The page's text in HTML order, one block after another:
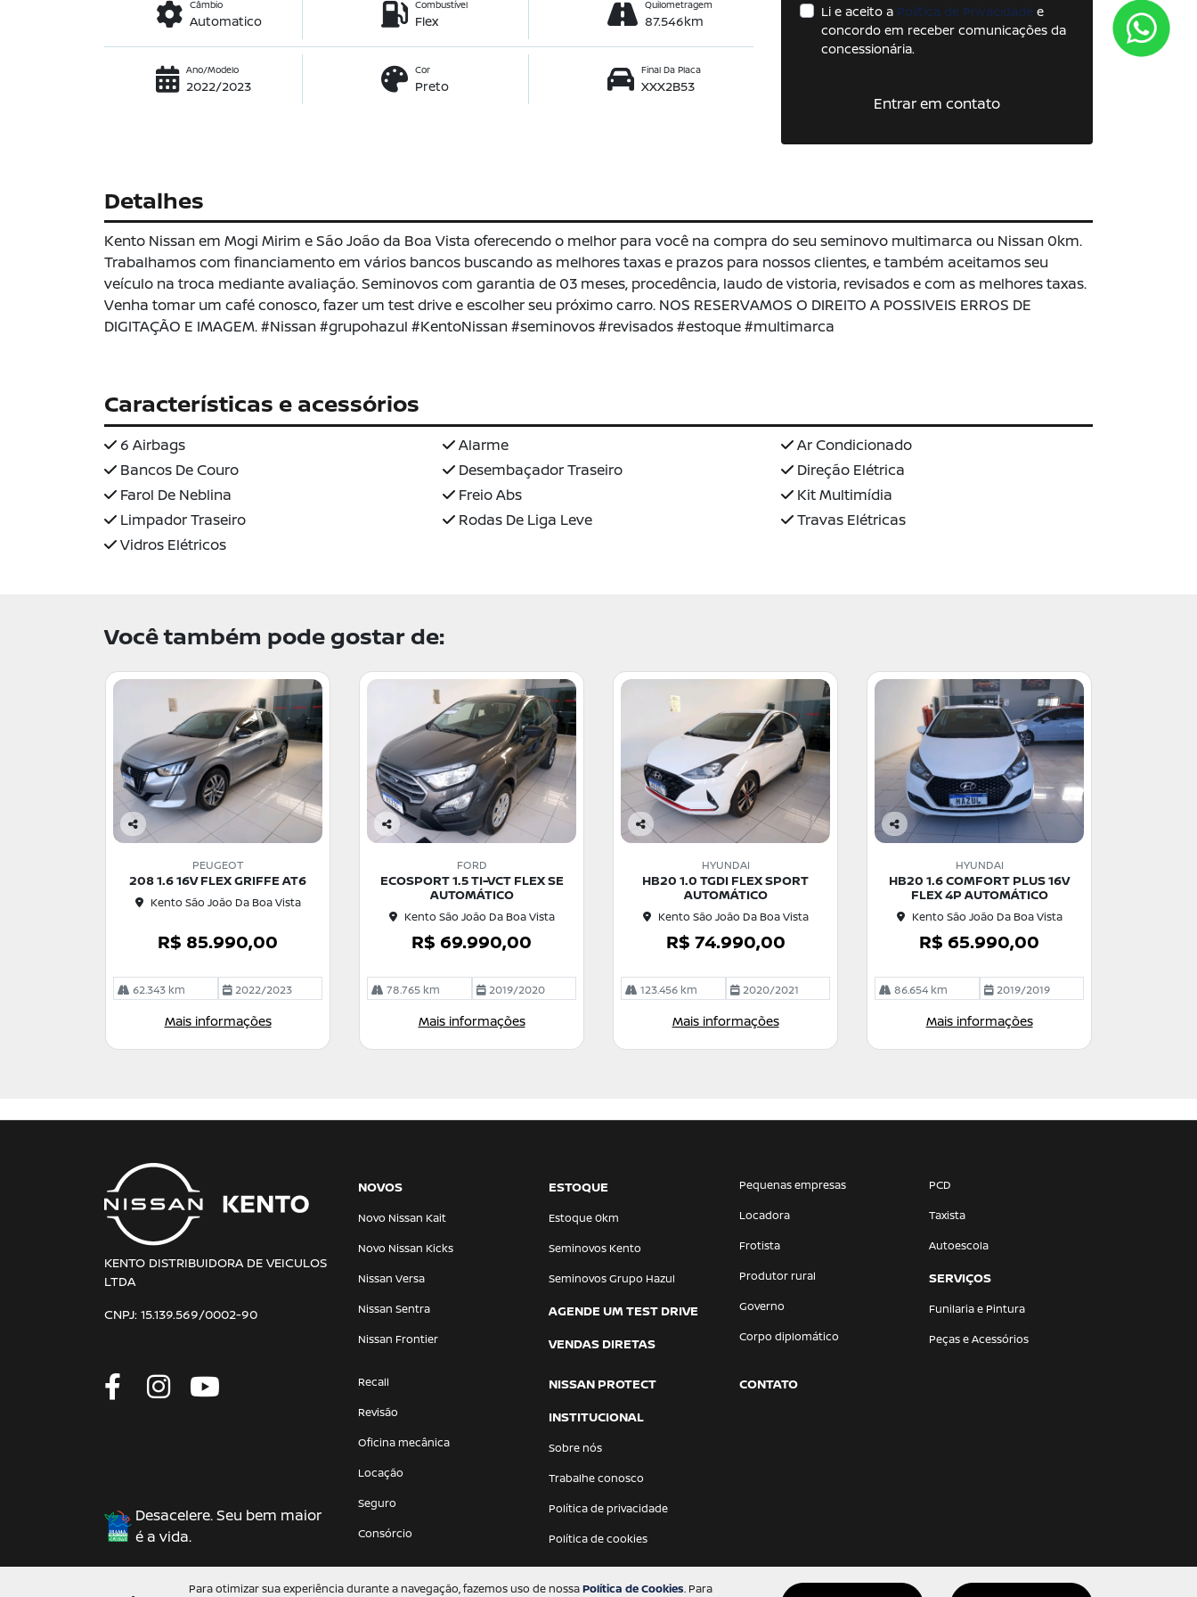
Li e aceito a Política de Privacidade e
concordo em receber comunicações da
concessionária.
Entrar em contato
Câmbio
Automatico
Combustível
Flex
Quilometragem
87.546km
Ano/Modelo
2022/2023
Cor
Preto
Final Da Placa
XXX2B53
Detalhes
Kento Nissan em Mogi Mirim e São João da Boa Vista oferecendo o melhor para você na compra do seu seminovo multimarca ou Nissan 0km.
Trabalhamos com financiamento em vários bancos buscando as melhores taxas e prazos para nossos clientes, e também aceitamos seu
veículo na troca mediante avaliação. Seminovos com garantia de 03 meses, procedência, laudo de vistoria, revisados e com as melhores taxas.
Venha tomar um café conosco, fazer um test drive e escolher seu próximo carro. NOS RESERVAMOS O DIREITO A POSSIVEIS ERROS DE
DIGITAÇÃO E IMAGEM. #Nissan #grupohazul #KentoNissan #seminovos #revisados #estoque #multimarca
Características e acessórios
6 Airbags Alarme
Ar Condicionado
Bancos De Couro
Desembaçador Traseiro
Direção Elétrica
Farol De Neblina
Freio Abs
Kit Multimídia
Limpador Traseiro
Rodas De Liga Leve
Travas Elétricas
Vidros Elétricos
Você também pode gostar de:
Co
rtil
he
PEUGEOT
208 1.6 16V FLEX GRIFFE AT6
Kento São João Da Boa Vista
R$ 85.990,00
62.343 km 2022/2023
Mais informações
Co
rtil
FORD
ECOSPORT 1.5 TI-VCT FLEX SE
AUTOMÁTICO
Kento São João Da Boa Vista
R$ 69.990,00
78.765 km 2019/2020
Mais informações
Co
rtil
HYUNDAI
HB20 1.0 TGDI FLEX SPORT
AUTOMÁTICO
Kento São João Da Boa Vista
R$ 74.990,00
123.456 km 2020/2021
Mais informações
Co
rtil
HYUNDAI
HB20 1.6 COMFORT PLUS 16V
FLEX 4P AUTOMÁTICO
Kento São João Da Boa Vista
R$ 65.990,00
86.654 km 2019/2019
Mais informações
KENTO DISTRIBUIDORA DE VEICULOS
LTDA
CNPJ: 15.139.569/0002-90
Desacelere. Seu bem maior
é a vida.
NOVOS
Novo Nissan Kait
Novo Nissan Kicks
Nissan Versa
Nissan Sentra
Nissan Frontier
ESTOQUE
Estoque 0km
Seminovos Kento
Seminovos Grupo Hazul
AGENDE UM TEST DRIVE
VENDAS DIRETAS
Pequenas empresas
Locadora
Frotista
Produtor rural
Governo
Corpo diplomático
PCD
Taxista
Autoescola
SERVIÇOS
Funilaria e Pintura
Peças e Acessórios
Recall
Revisão
Oficina mecânica
Locação
Seguro
Consórcio
NISSAN PROTECT
INSTITUCIONAL
Sobre nós
Trabalhe conosco
Política de privacidade
Política de cookies
CONTATO
Para otimizar sua experiência durante a navegação, fazemos uso de nossaPolítica de Cookies. Para